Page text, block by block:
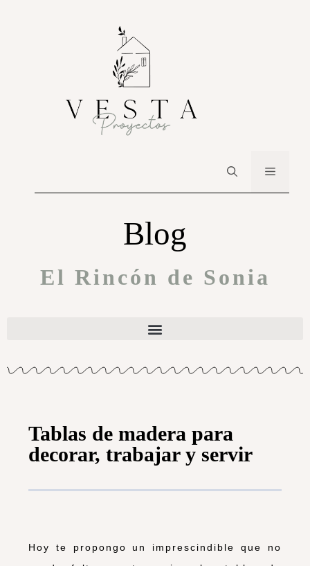
Blog
El Rincón de Sonia
Tablas de madera para
decorar, trabajar y servir
Hoy te propongo un imprescindible que no